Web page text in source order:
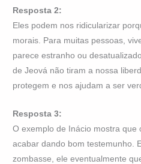
Resposta 2:
Eles podem nos ridicularizar
morais. Para muitas pessoas,
parece estranho ou
de Jeová não tiram a nossa
protegem e nos ajudam a ser
Resposta 3:
O exemplo de Inácio mostra que
acabar dando bom testemunho.
zombasse, ele eventualmente